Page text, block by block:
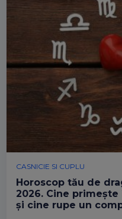
CASNICIE SI CUPLU
Horoscop tău de
2026. Cine
și cine rupe un